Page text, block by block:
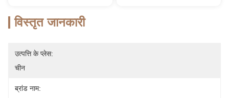
विस्तृत जानकारी
उत्पत्ति के प्लेस:
चीन
ब्रांड नाम: